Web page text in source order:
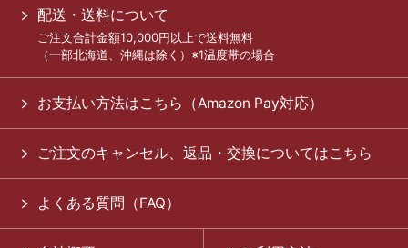
配送・送料について
ご注文合計金額10,000円以上で送料無料
（一部北海道、沖縄は除く）※1温度帯の場合
お支払い方法はこちら（Amazon Pay対応）
ご注文のキャンセル、返品・交換についてはこちら
よくある質問（FAQ）